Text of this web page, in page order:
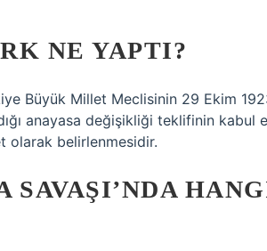
NE YAPTI?
Büyük Millet Meclisinin 29 Ekim
anayasa değişikliği teklifinin kabul
olarak belirlenmesidir.
SAVAŞI’NDA